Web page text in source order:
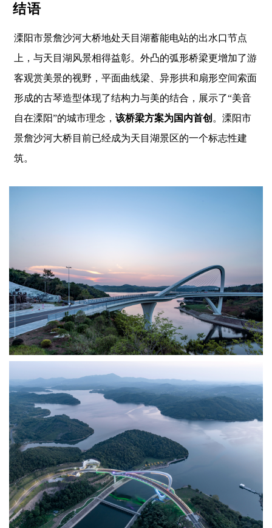
结语
溧阳市景詹沙河大桥地处天目湖蓄能电站的出水口节点
上，与天目湖风景相得益彰。外凸的弧形桥梁更增加了游
客观赏美景的视野，平面曲线梁、异形拱和扇形空间索面
形成的古琴造型体现了结构力与美的结合，展示了“美音
自在溧阳”的城市理念， 该桥梁方案为国内首创 。溧阳市
景詹沙河大桥目前已经成为天目湖景区的一个标志性建
筑。